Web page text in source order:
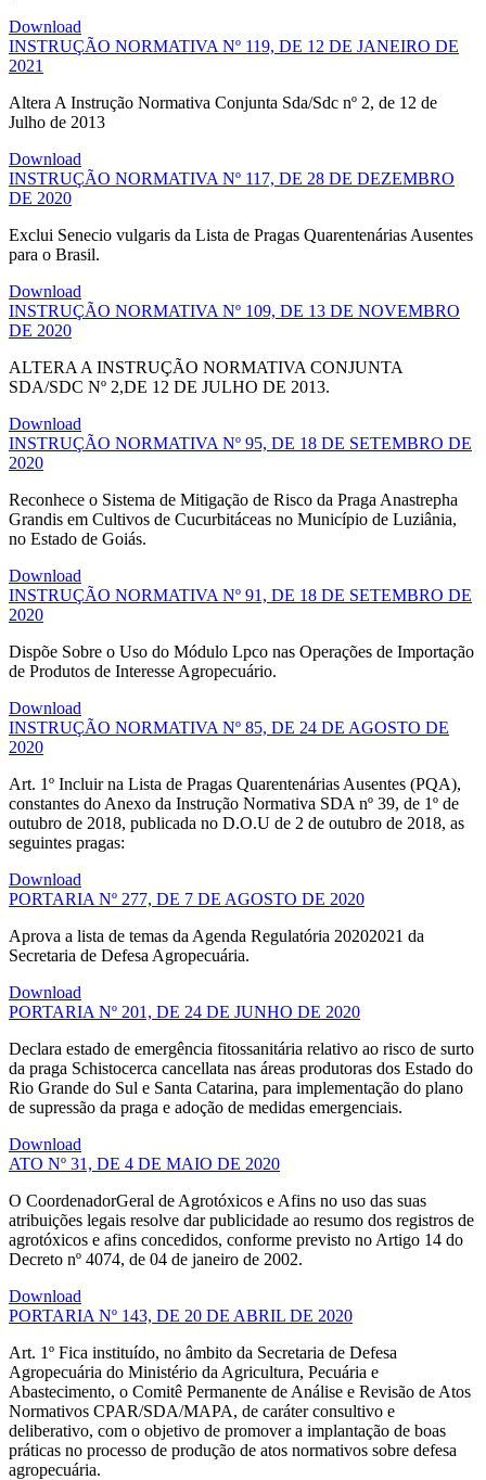
Download
INSTRUÇÃO NORMATIVA Nº 119, DE 12 DE JANEIRO DE
2021
Altera A Instrução Normativa Conjunta Sda/Sdc nº 2, de 12 de
Julho de 2013
Download
INSTRUÇÃO NORMATIVA Nº 117, DE 28 DE DEZEMBRO
DE 2020
Exclui Senecio vulgaris da Lista de Pragas Quarentenárias Ausentes
para o Brasil.
Download
INSTRUÇÃO NORMATIVA Nº 109, DE 13 DE NOVEMBRO
DE 2020
ALTERA A INSTRUÇÃO NORMATIVA CONJUNTA
SDA/SDC Nº 2,DE 12 DE JULHO DE 2013.
Download
INSTRUÇÃO NORMATIVA Nº 95, DE 18 DE SETEMBRO DE
2020
Reconhece o Sistema de Mitigação de Risco da Praga Anastrepha
Grandis em Cultivos de Cucurbitáceas no Município de Luziânia,
no Estado de Goiás.
Download
INSTRUÇÃO NORMATIVA Nº 91, DE 18 DE SETEMBRO DE
2020
Dispõe Sobre o Uso do Módulo Lpco nas Operações de Importação
de Produtos de Interesse Agropecuário.
Download
INSTRUÇÃO NORMATIVA Nº 85, DE 24 DE AGOSTO DE
2020
Art. 1º Incluir na Lista de Pragas Quarentenárias Ausentes (PQA),
constantes do Anexo da Instrução Normativa SDA nº 39, de 1º de
outubro de 2018, publicada no D.O.U de 2 de outubro de 2018, as
seguintes pragas:
Download
PORTARIA Nº 277, DE 7 DE AGOSTO DE 2020
Aprova a lista de temas da Agenda Regulatória 20202021 da
Secretaria de Defesa Agropecuária.
Download
PORTARIA Nº 201, DE 24 DE JUNHO DE 2020
Declara estado de emergência fitossanitária relativo ao risco de surto
da praga Schistocerca cancellata nas áreas produtoras dos Estado do
Rio Grande do Sul e Santa Catarina, para implementação do plano
de supressão da praga e adoção de medidas emergenciais.
Download
ATO Nº 31, DE 4 DE MAIO DE 2020
O CoordenadorGeral de Agrotóxicos e Afins no uso das suas
atribuições legais resolve dar publicidade ao resumo dos registros de
agrotóxicos e afins concedidos, conforme previsto no Artigo 14 do
Decreto nº 4074, de 04 de janeiro de 2002.
Download
PORTARIA Nº 143, DE 20 DE ABRIL DE 2020
Art. 1º Fica instituído, no âmbito da Secretaria de Defesa
Agropecuária do Ministério da Agricultura, Pecuária e
Abastecimento, o Comitê Permanente de Análise e Revisão de Atos
Normativos CPAR/SDA/MAPA, de caráter consultivo e
deliberativo, com o objetivo de promover a implantação de boas
práticas no processo de produção de atos normativos sobre defesa
agropecuária.